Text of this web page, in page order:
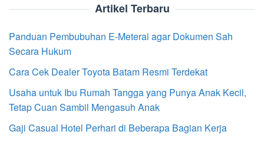
Artikel Terbaru
Panduan Pembubuhan E-Meterai agar Dokumen Sah
Secara Hukum
Cara Cek Dealer Toyota Batam Resmi Terdekat
Usaha untuk Ibu Rumah Tangga yang Punya Anak Kecil,
Tetap Cuan Sambil Mengasuh Anak
Gaji Casual Hotel Perhari di Beberapa Bagian Kerja